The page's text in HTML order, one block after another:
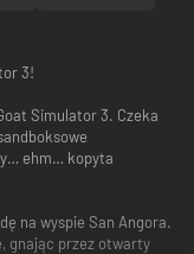
3!
Simulator 3. Czeka
ehm… kopyta
na wyspie San Angora.
gnając przez otwarty